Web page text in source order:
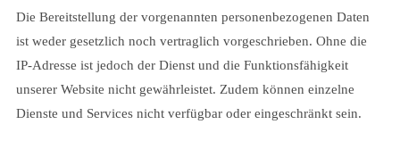
Die Bereitstellung der vorgenannten personenbezogenen Daten
ist weder gesetzlich noch vertraglich vorgeschrieben. Ohne die
IP-Adresse ist jedoch der Dienst und die Funktionsfähigkeit
unserer Website nicht gewährleistet. Zudem können einzelne
Dienste und Services nicht verfügbar oder eingeschränkt sein.